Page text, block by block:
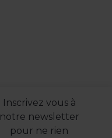
Inscrivez vous à
notre newsletter
pour ne rien